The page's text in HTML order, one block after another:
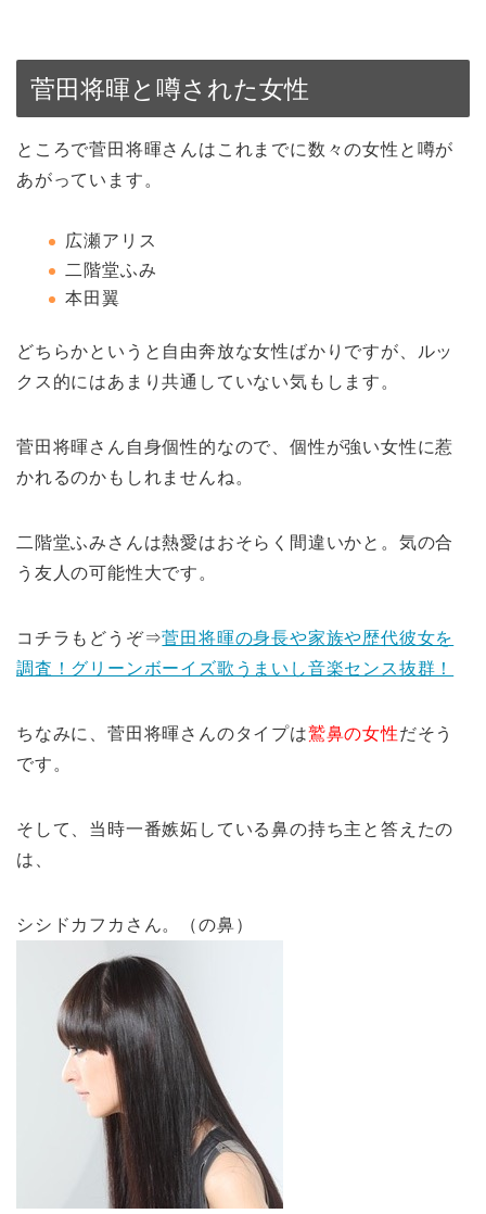
菅田将暉と噂された女性
ところで菅田将暉さんはこれまでに数々の女性と噂が
あがっています。
広瀬アリス
二階堂ふみ
本田翼
どちらかというと自由奔放な女性ばかりですが、ルッ
クス的にはあまり共通していない気もします。
菅田将暉さん自身個性的なので、個性が強い女性に惹
かれるのかもしれませんね。
二階堂ふみさんは熱愛はおそらく間違いかと。気の合
う友人の可能性大です。
コチラもどうぞ⇒菅田将暉の身長や家族や歴代彼女を
調査！グリーンボーイズ歌うまいし音楽センス抜群！
ちなみに、菅田将暉さんのタイプは鷲鼻の女性だそう
です。
そして、当時一番嫉妬している鼻の持ち主と答えたの
は、
シシドカフカさん。（の鼻）